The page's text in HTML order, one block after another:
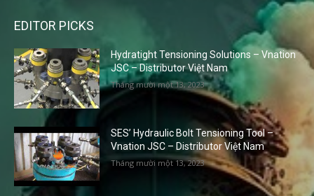
EDITOR PICKS
Hydratight Tensioning Solutions – Vnation
JSC – Distributor Việt Nam
Tháng mười một 13, 2023
SES’ Hydraulic Bolt Tensioning Tool –
Vnation JSC – Distributor Việt Nam
Tháng mười một 13, 2023